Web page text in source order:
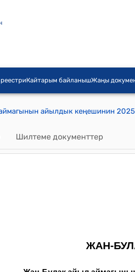
Кайтарым байланышЖаңы
Шилтеме документтер